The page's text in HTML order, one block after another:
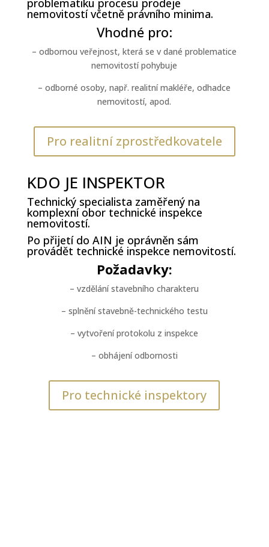
problematiku procesu prodeje
nemovitostí včetně právního minima.
Vhodné pro:
– odbornou veřejnost, která se v dané problematice
nemovitostí pohybuje
– odborné osoby, např. realitní makléře, odhadce
nemovitostí, apod.
Pro realitní zprostředkovatele
KDO JE INSPEKTOR
Technický specialista zaměřený na
komplexní obor technické inspekce
nemovitostí.
Po přijetí do AIN je oprávněn sám
provádět technické inspekce nemovitostí.
Požadavky:
– vzdělání stavebního charakteru
– splnění stavebně-technického testu
– vytvoření protokolu z inspekce
– obhájení odbornosti
Pro technické inspektory